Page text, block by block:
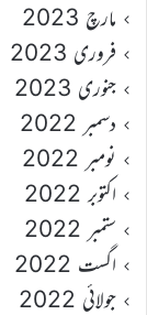
مارچ 2023
فروری 2023
جنوری 2023
دسمبر 2022
نومبر 2022
اکتوبر 2022
ستمبر 2022
اگست 2022
جولائی 2022